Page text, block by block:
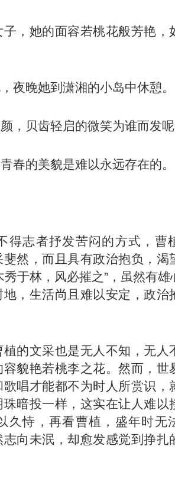
，她的面容若桃花般芳艳，
夜晚她到潇湘的小岛中休憩。
，贝齿轻启的微笑为谁而发
春的美貌是难以永远存在的。
得志者抒发苦闷的方式，曹
然，而且具有政治抱负，渴
秀于林，风必摧之”，虽然有雄
，生活尚且难以安定，政治
的文采也是无人不知，无人
貌艳若桃李之花。然而，世
唱才能都不为时人所赏识，
暗投一样，这实在让人难以
久恃，再看曹植，盛年时无
向未泯，却愈发感觉到挣扎